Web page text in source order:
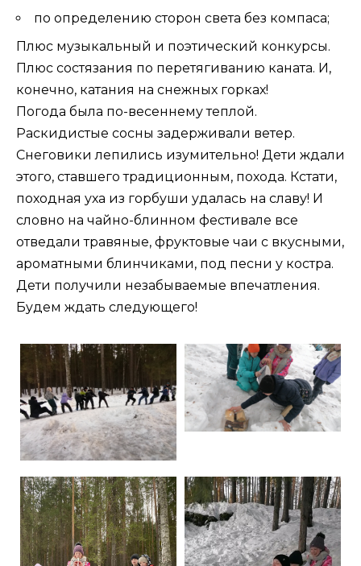
по определению сторон света без компаса;
Плюс музыкальный и поэтический конкурсы.
Плюс состязания по перетягиванию каната. И,
конечно, катания на снежных горках!
Погода была по-весеннему теплой.
Раскидистые сосны задерживали ветер.
Снеговики лепились изумительно! Дети ждали
этого, ставшего традиционным, похода. Кстати,
походная уха из горбуши удалась на славу! И
словно на чайно-блинном фестивале все
отведали травяные, фруктовые чаи с вкусными,
ароматными блинчиками, под песни у костра.
Дети получили незабываемые впечатления.
Будем ждать следующего!